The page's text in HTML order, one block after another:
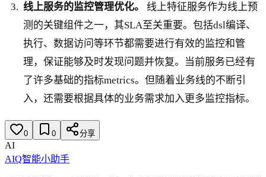
线上服务的监控管理优化。
线上特征服务作为线上预
测的关键组件之一，其SLA至关重要。包括dsl编译、
执行、数据访问等环节都需要进行有效的监控和管
理，保证能够及时发现问题并恢复。当前服务已经有
了许多基础的指标metrics。但随着业务线的不断引
入，还需要根据具体的业务需求加入更多监控指标。
0 0 分享
AI
AIQ智能小助手